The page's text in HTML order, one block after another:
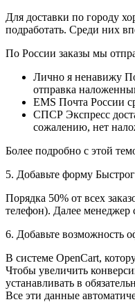
Для доставки по городу
подработать. Среди них
По России заказы мы
Лично я ненавижу
отправка
EMS Почта России
СПСР Экспресс
сожалению, нет
Более подробно с этой
5. Добавьте форму
Порядка 50% от всех
телефон). Далее менеджер
6. Добавьте возможность
В системе OpenCart,
Чтобы увеличить
устанавливать в
Все эти данные